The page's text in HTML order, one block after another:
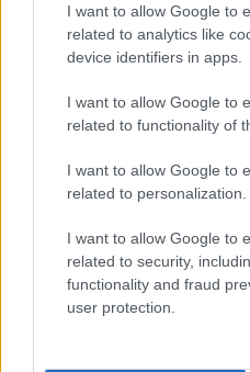
I want to allow Google to
related to analytics like
device identifiers in apps.
I want to allow Google to
related to functionality of
I want to allow Google to
related to personalization.
I want to allow Google to
related to security,
functionality and fraud
user protection.
passione tra Carter e
particolarmente